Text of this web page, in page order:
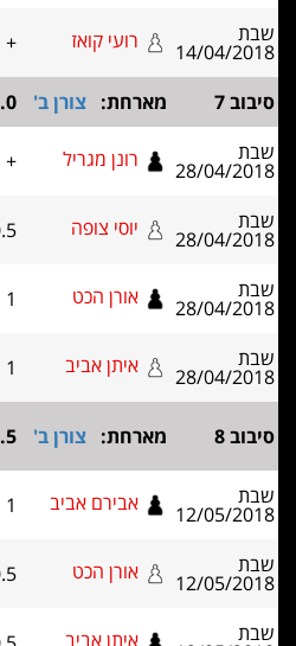
14/ רועי קואז +
מארחת:צורן ב' 4.0
0.5
28/ רונן מגריל +
28/ יוסי צופה 0.5
0.5
28/ אורן הכט 1
28/ איתן אביב 1
מארחת:צורן ב' 3.5
1.0
12/ אבירם אביב 1
12/ אורן הכט 0.5
0.5
איתן אביב